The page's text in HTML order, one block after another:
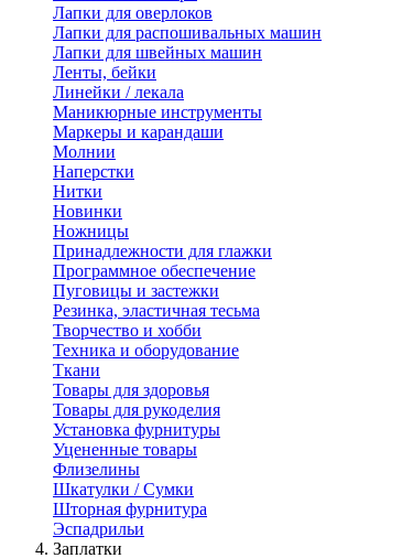
Лапки для оверлоков
Лапки для распошивальных машин
Лапки для швейных машин
Ленты, бейки
Линейки / лекала
Маникюрные инструменты
Маркеры и карандаши
Молнии
Наперстки
Нитки
Новинки
Ножницы
Принадлежности для глажки
Программное обеспечение
Пуговицы и застежки
Резинка, эластичная тесьма
Творчество и хобби
Техника и оборудование
Ткани
Товары для здоровья
Товары для рукоделия
Установка фурнитуры
Уцененные товары
Флизелины
Шкатулки / Сумки
Шторная фурнитура
Эспадрильи
Заплатки